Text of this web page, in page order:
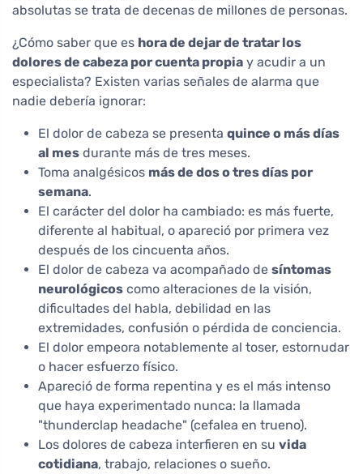
absolutas se trata de decenas de millones de personas.
¿Cómo saber que es hora de dejar de tratar los
dolores de cabeza por cuenta propia y acudir a un
especialista? Existen varias señales de alarma que
nadie debería ignorar:
El dolor de cabeza se presenta quince o más días
al mes durante más de tres meses.
Toma analgésicos más de dos o tres días por
semana.
El carácter del dolor ha cambiado: es más fuerte,
diferente al habitual, o apareció por primera vez
después de los cincuenta años.
El dolor de cabeza va acompañado de síntomas
neurológicos como alteraciones de la visión,
dificultades del habla, debilidad en las
extremidades, confusión o pérdida de conciencia.
El dolor empeora notablemente al toser, estornudar
o hacer esfuerzo físico.
Apareció de forma repentina y es el más intenso
que haya experimentado nunca: la llamada
"thunderclap headache" (cefalea en trueno).
Los dolores de cabeza interfieren en su vida
cotidiana, trabajo, relaciones o sueño.